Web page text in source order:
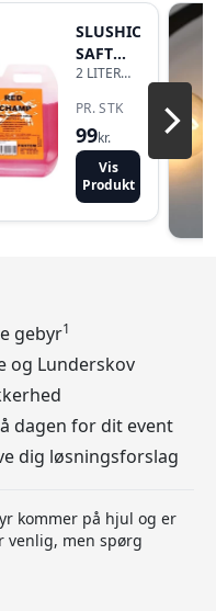
SLUSHICE
SAFT
HINDBÆR
2 LITER
PR. STK
99kr.
Vis
Produkt
gebyr1
og Lunderskov
dagen for dit event
dig løsningsforslag
kommer på hjul og er
venlig, men spørg